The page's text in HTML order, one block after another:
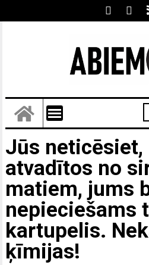
Jūs neticēsiet,
atvadītos no
matiem, jums
nepieciešams
kartupelis.
ķīmijas!